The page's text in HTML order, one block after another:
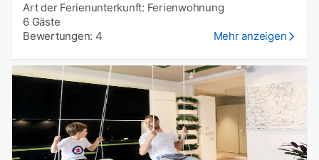
Art der Ferienunterkunft: Ferienwohnung
6 Gäste
Bewertungen: 4
Mehr anzeigen